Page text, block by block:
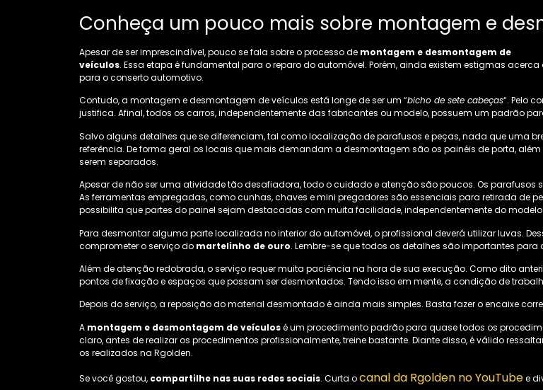
Conheça um pouco mais sobre montagem e
Apesar de ser imprescindível, pouco se fala sobre o processo de montagem e desmontagem de
veículos. Essa etapa é fundamental para o reparo do automóvel. Porém, ainda existem estigmas
para o conserto automotivo.
Contudo, a montagem e desmontagem de veículos está longe de ser um “bicho de sete cabeças“. Pelo
justifica. Afinal, todos os carros, independentemente das fabricantes ou modelo, possuem um padrão
Salvo alguns detalhes que se diferenciam, tal como localização de parafusos e peças, nada que uma
referência. De forma geral os locais que mais demandam a desmontagem são os painéis de porta,
serem separados.
Apesar de não ser uma atividade tão desafiadora, todo o cuidado e atenção são poucos. Os
As ferramentas empregadas, como cunhas, chaves e mini pregadores são essenciais para retirada de
possibilita que partes do painel sejam destacadas com muita facilidade, independentemente do modelo.
Para desmontar alguma parte localizada no interior do automóvel, o profissional deverá utilizar luvas.
comprometer o serviço do martelinho de ouro. Lembre-se que todos os detalhes são importantes para
Além de atenção redobrada, o serviço requer muita paciência na hora de sua execução. Como dito
pontos de fixação e espaços que possam ser desmontados. Tendo isso em mente, a condição de
Depois do serviço, a reposição do material desmontado é ainda mais simples. Basta fazer o encaixe
A montagem e desmontagem de veículosé um procedimento padrão para quase todos os
claro, antes de realizar os procedimentos profissionalmente, treine bastante. Diante disso, é válido
os realizados na Rgolden.
Se você gostou, compartilhe nas suas redes sociais. Curta ocanal da Rgolden no YouTubee